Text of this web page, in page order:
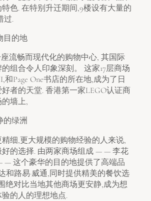
色. 在特别升迁期间,9楼设有大量的
过.
目的地
座流畅而现代化的购物中心, 其国际
组合令人印象深刻。 这家17层商场
和Page One书店的所在地,成为了日
者的天堂. 香港第一家LEGO认证商
墙上,
的绿洲
细,更大规模的购物经验的人来说,
的选择. 由两家商场组成 — — 李花
— 这个豪华的目的地提供了高端品
和路易·威通,同时提供精美的餐饮选
绝对比当地其他商场更安静,成为想
的人的理想地点.